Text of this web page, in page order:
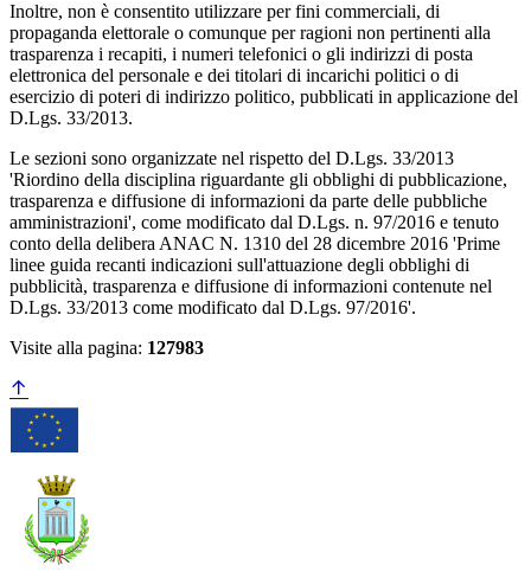
Inoltre, non è consentito utilizzare per fini commerciali, di
propaganda elettorale o comunque per ragioni non pertinenti alla
trasparenza i recapiti, i numeri telefonici o gli indirizzi di posta
elettronica del personale e dei titolari di incarichi politici o di
esercizio di poteri di indirizzo politico, pubblicati in applicazione del
D.Lgs. 33/2013.
Le sezioni sono organizzate nel rispetto del D.Lgs. 33/2013
'Riordino della disciplina riguardante gli obblighi di pubblicazione,
trasparenza e diffusione di informazioni da parte delle pubbliche
amministrazioni', come modificato dal D.Lgs. n. 97/2016 e tenuto
conto della delibera ANAC N. 1310 del 28 dicembre 2016 'Prime
linee guida recanti indicazioni sull'attuazione degli obblighi di
pubblicità, trasparenza e diffusione di informazioni contenute nel
D.Lgs. 33/2013 come modificato dal D.Lgs. 97/2016'.
Visite alla pagina: 127983